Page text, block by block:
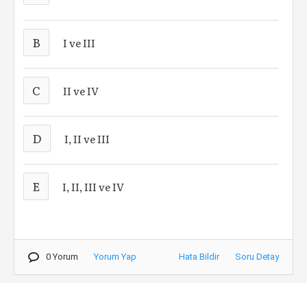
B I ve III
C II ve IV
D I, II ve III
E I, II, III ve IV
0 Yorum Yorum Yap Hata Bildir Soru Detay